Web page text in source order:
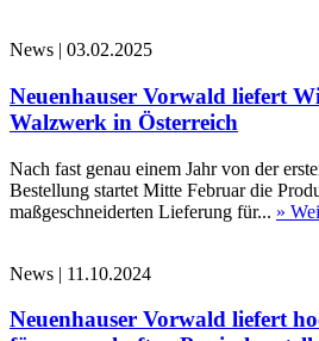
News | 03.02.2025
Neuenhauser Vorwald liefert
Walzwerk in Österreich
Nach fast genau einem Jahr von der
Bestellung startet Mitte Februar die
maßgeschneiderten Lieferung für... »
News | 11.10.2024
Neuenhauser Vorwald liefert